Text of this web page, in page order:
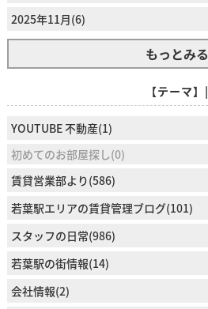
2025年11月(6)
もっとみる
【テーマ】|
YOUTUBE 不動産(1)
初めてのお部屋探し(0)
賃貸営業部より(586)
若葉駅エリアの賃貸管理ブログ(101)
スタッフの日常(986)
若葉駅の街情報(14)
会社情報(2)